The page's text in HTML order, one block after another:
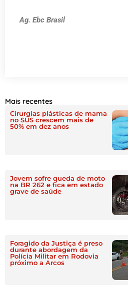
Ag. Ebc Brasil
Mais recentes
Cirurgias plásticas de mama
no SUS crescem mais de
50% em dez anos
Jovem sofre queda de moto
na BR 262 e fica em estado
grave de saúde
Foragido da Justiça é preso
durante abordagem da
Polícia Militar em Rodovia
próximo a Arcos